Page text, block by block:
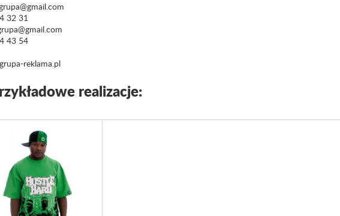
32 31
43 54
reklama.pl
realizacje: